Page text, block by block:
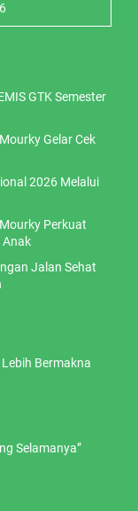
GTK Semester
Gelar Cek
2026 Melalui
Perkuat
Anak
Jalan Sehat
Bermakna
Selamanya”